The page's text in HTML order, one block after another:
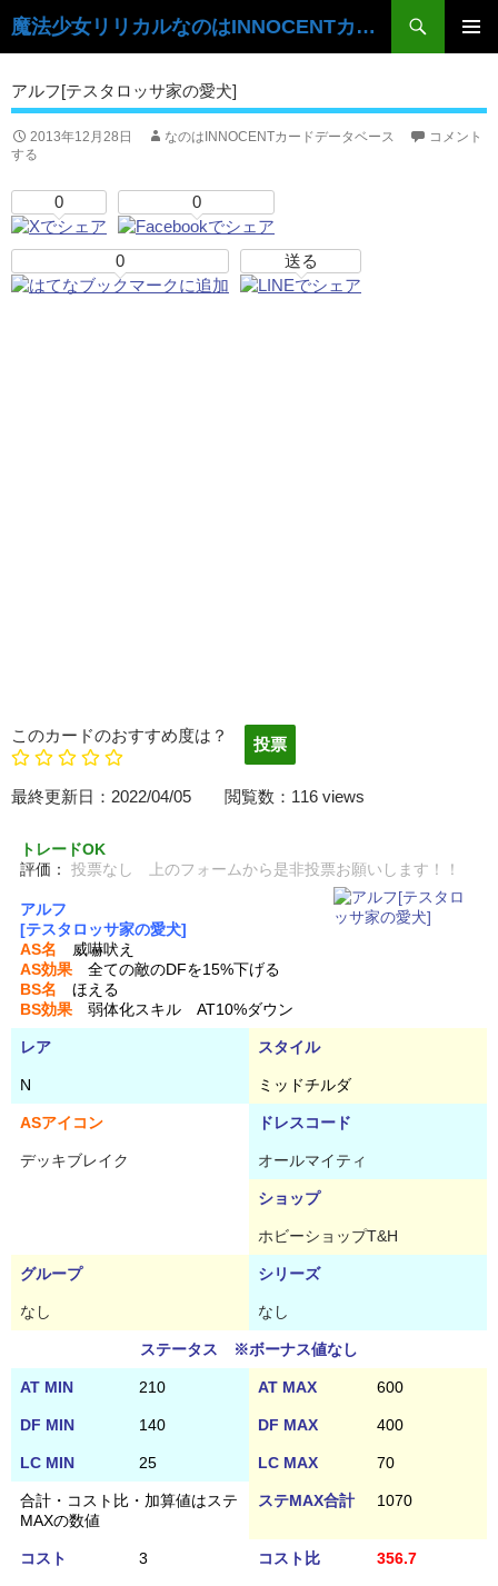
魔法少女リリカルなのはINNOCENTカードデータベース
検
索
イ
ン
テ
ン
ツ
へ
ッ
プ
アルフ[テスタロッサ家の愛犬]
2013年12月28日 なのはINNOCENTカードデータベース
コメント
する
0 0
0 送る
このカードのおすすめ度は？
最終更新日：2022/04/05 閲覧数：116 views
トレードOK
評価：
投票なし 上のフォームから是非投票お願いします！！
アルフ
[テスタロッサ家の愛犬]
AS名 威嚇吠え
AS効果 全ての敵のDFを15%下げる
BS名 ほえる
BS効果 弱体化スキル AT10%ダウン
レア スタイル
N ミッドチルダ
ASアイコン ドレスコード
デッキブレイク オールマイティ
ショップ
ホビーショップT&H
グループ シリーズ
なし なし
ステータス ※ボーナス値なし
AT MIN 210 AT MAX 600
DF MIN 140 DF MAX 400
LC MIN 25 LC MAX 70
合計・コスト比・加算値はステ
MAXの数値
ステMAX合計 1070
コスト 3 コスト比 356.7